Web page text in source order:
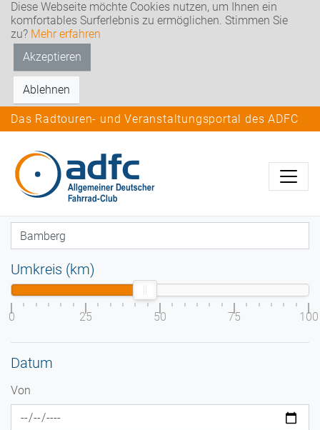
Diese Webseite möchte Cookies nutzen, um Ihnen ein
komfortables Surferlebnis zu ermöglichen. Stimmen Sie
zu? Mehr erfahren
Akzeptieren
Ablehnen
Das Radtouren- und Veranstaltungsportal des ADFC
Umkreis (km)
0 25 50 75 100
Datum
Von